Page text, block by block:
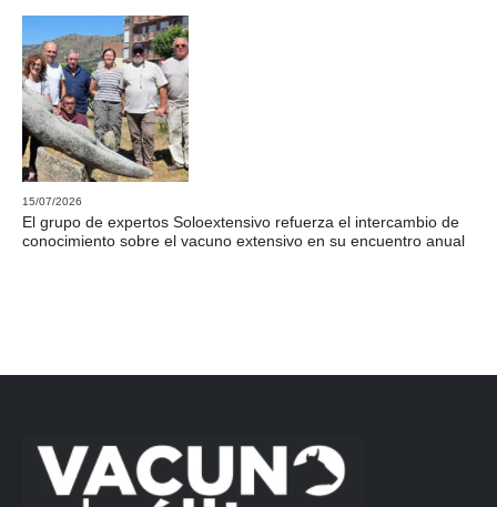
15/07/2026
El grupo de expertos Soloextensivo refuerza el intercambio de
conocimiento sobre el vacuno extensivo en su encuentro anual